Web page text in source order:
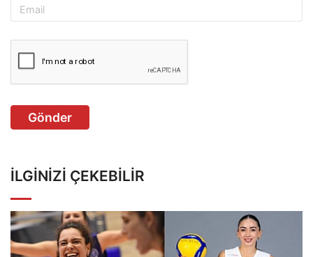
Gönder
İLGINIZI ÇEKEBILIR